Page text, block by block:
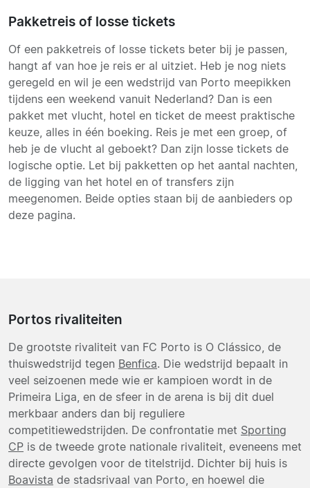
Pakketreis of losse tickets
Of een pakketreis of losse tickets beter bij je passen,
hangt af van hoe je reis er al uitziet. Heb je nog niets
geregeld en wil je een wedstrijd van Porto meepikken
tijdens een weekend vanuit Nederland? Dan is een
pakket met vlucht, hotel en ticket de meest praktische
keuze, alles in één boeking. Reis je met een groep, of
heb je de vlucht al geboekt? Dan zijn losse tickets de
logische optie. Let bij pakketten op het aantal nachten,
de ligging van het hotel en of transfers zijn
meegenomen. Beide opties staan bij de aanbieders op
deze pagina.
Portos rivaliteiten
De grootste rivaliteit van FC Porto is O Clássico, de
thuiswedstrijd tegen Benfica. Die wedstrijd bepaalt in
veel seizoenen mede wie er kampioen wordt in de
Primeira Liga, en de sfeer in de arena is bij dit duel
merkbaar anders dan bij reguliere
competitiewedstrijden. De confrontatie met Sporting
CP is de tweede grote nationale rivaliteit, eveneens met
directe gevolgen voor de titelstrijd. Dichter bij huis is
Boavista de stadsrivaal van Porto, en hoewel die